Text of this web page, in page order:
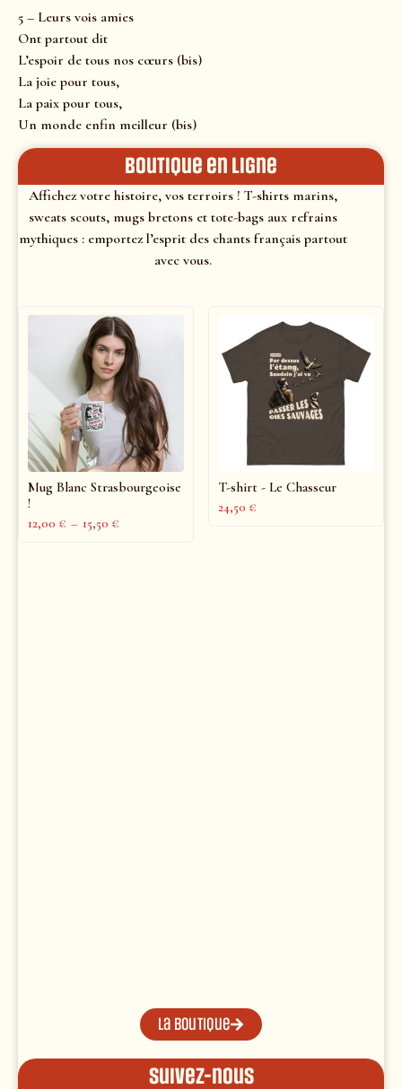
5 – Leurs vois amies
Ont partout dit
L’espoir de tous nos cœurs (bis)
La joie pour tous,
La paix pour tous,
Un monde enfin meilleur (bis)
Boutique en ligne
Affichez votre histoire, vos terroirs ! T-shirts marins,
sweats scouts, mugs bretons et tote-bags aux refrains
mythiques : emportez l’esprit des chants français partout
avec vous.
Mug Blanc Strasbourgeoise
!
12,00 € – 15,50 €
T-shirt - Le Chasseur
24,50 €
La boutique
Suivez-nous